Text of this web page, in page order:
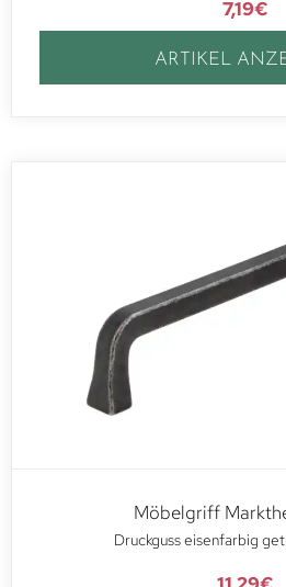
7,19€
ARTIKEL
Möbelgriff
Druckguss eisenfarbig